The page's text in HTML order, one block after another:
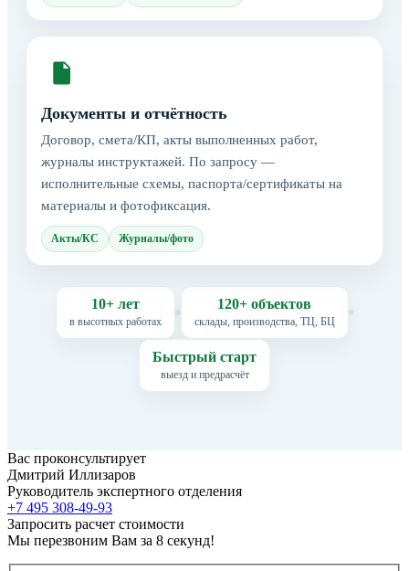
Документы и отчётность
Договор, смета/КП, акты выполненных работ,
журналы инструктажей. По запросу —
исполнительные схемы, паспорта/сертификаты на
материалы и фотофиксация.
Акты/КС Журналы/фото
10+ лет
в высотных работах
120+ объектов
склады, производства, ТЦ, БЦ
Быстрый старт
выезд и предрасчёт
Вас проконсультирует
Дмитрий Иллизаров
Руководитель экспертного отделения
+7 495 308-49-93
Запросить расчет стоимости
Мы перезвоним Вам за 8 секунд!